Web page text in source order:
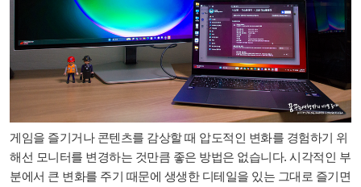
게임을 즐기거나 콘텐츠를 감상할 때 압도적인 변화를 경험하기 위
해선 모니터를 변경하는 것만큼 좋은 방법은 없습니다. 시각적인 부
분에서 큰 변화를 주기 때문에 생생한 디테일을 있는 그대로 즐기면